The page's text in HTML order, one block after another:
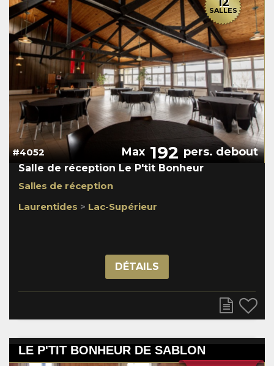
SALLES
#4052 Max 192pers. debout
Salle de réception Le P'tit Bonheur
Salles de réception
Laurentides > Lac-Supérieur
DÉTAILS
LE P'TIT BONHEUR DE SABLON